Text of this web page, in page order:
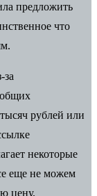
предложить
что
рублей или
некоторые
еще не можем
​​цену.